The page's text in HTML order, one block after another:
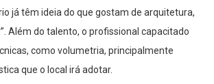
já têm ideia do que gostam de arquitetura,
Além do talento, o profissional capacitado
como volumetria, principalmente
que o local irá adotar.